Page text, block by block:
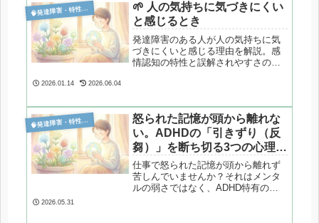

発達障害・特性分析
🌱 人の気持ちに気づきにくい
と感じるとき
発達障害のある人が人の気持ちに気
づきにくいと感じる理由を解説。感
情認知の特性と誤解されやすさの背
2026.01.14 2026.06.04

発達障害・特性分析
怒られた記憶が頭から離れな
い。ADHDの「引きずり（反
芻）」を断ち切る3つの心理的
アプローチ
仕事で怒られた記憶が頭から離れず
苦しんでいませんか？それはメンタ
ルの弱さではなく、ADHD特有の
2026.05.31